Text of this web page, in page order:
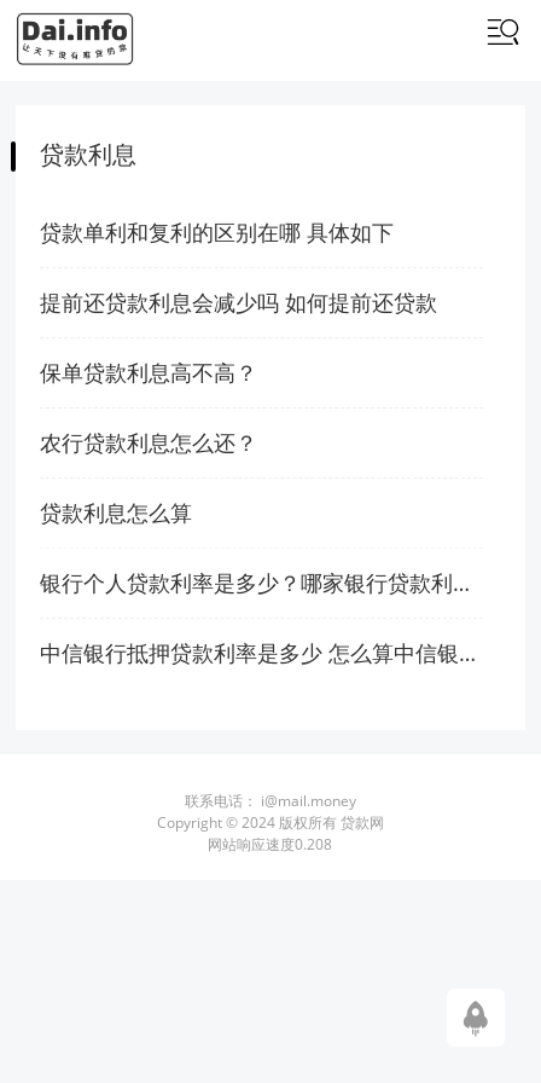
贷款利息
贷款单利和复利的区别在哪 具体如下
提前还贷款利息会减少吗 如何提前还贷款
保单贷款利息高不高？
农行贷款利息怎么还？
贷款利息怎么算
银行个人贷款利率是多少？哪家银行贷款利率低？
中信银行抵押贷款利率是多少 怎么算中信银行的贷款利息
联系电话： i@mail.money
Copyright © 2024 版权所有 贷款网
网站响应速度0.208